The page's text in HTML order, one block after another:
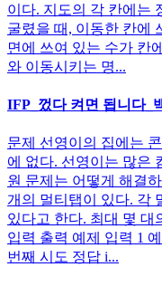
이다. 지도의 각 칸에는
굴렸을 때, 이동한 칸에
면에 쓰여 있는 수가 칸
와 이동시키는 명...
IFP_껐다 켜면 됩니다_
문제 선영이의 집에는
에 없다. 선영이는 많은
원 문제는 어떻게 해결
개의 멀티탭이 있다. 각
있다고 한다. 최대 몇 대
입력 출력 예제 입력 1
번째 시도 정답 i...